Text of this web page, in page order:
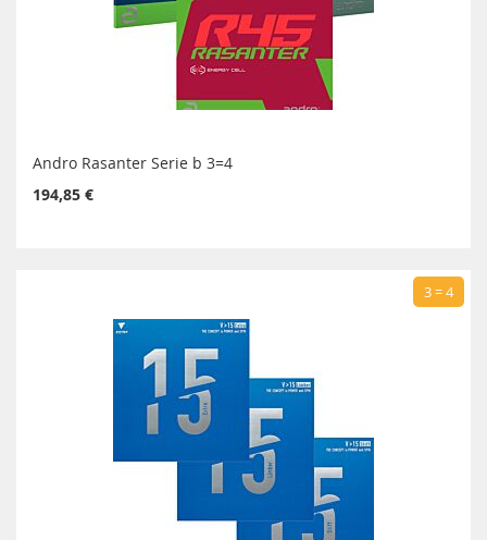
Andro Rasanter Serie b 3=4
194,85 €
3 = 4